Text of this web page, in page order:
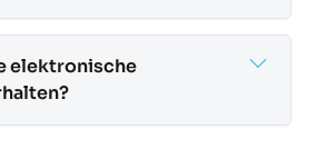
elektronische